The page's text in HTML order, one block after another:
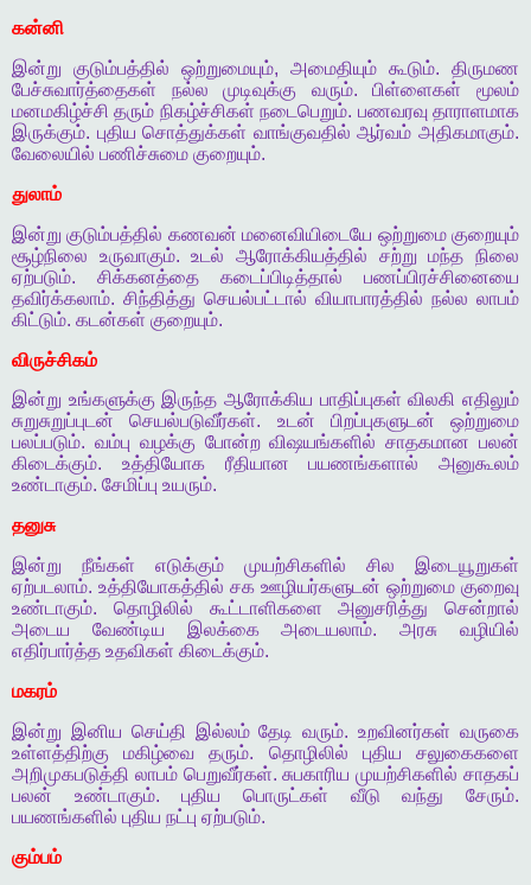
கன்னி
இன்று
குடும்பத்தில் ஒற்றுமையும், அமைதியும் கூடும். திருமண
பேச்சுவார்த்தைகள்
நல்ல முடிவுக்கு வரும்.பிள்ளைகள்
மூலம்
மனமகிழ்ச்சி தரும் நிகழ்ச்சிகள் நடைபெறும். பணவரவு தாராளமாக
இருக்கும். புதிய சொத்துக்கள் வாங்குவதில் ஆர்வம் அதிகமாகும்.
வேலையில் பணிச்சுமை குறையும்.
துலாம்
இன்று குடும்பத்தில் கணவன் மனைவியிடையே ஒற்றுமை குறையும்
சூழ்நிலை
உருவாகும்.உடல் ஆரோக்கியத்தில் சற்று மந்த நிலை
ஏற்படும். சிக்கனத்தை கடைப்பிடித்தால்
பணப்பிரச்சினையை
தவிர்க்கலாம். சிந்தித்து செயல்பட்டால் வியாபாரத்தில் நல்ல லாபம்
கிட்டும். கடன்கள் குறையும்.
விருச்சிகம்
இன்று உங்களுக்கு இருந்த ஆரோக்கிய பாதிப்புகள் விலகி எதிலும்
சுறுசுறுப்புடன்
செயல்படுவீர்கள். உடன் பிறப்புகளுடன்
ஒற்றுமை
பலப்படும். வம்பு வழக்கு போன்ற விஷயங்களில் சாதகமான பலன்
கிடைக்கும். உத்தியோக ரீதியான பயணங்களால்
அனுகூலம்
உண்டாகும். சேமிப்பு உயரும்.
தனுசு
இன்று
நீங்கள் எடுக்கும் முயற்சிகளில் சில
இடையூறுகள்
ஏற்படலாம். உத்தியோகத்தில் சக ஊழியர்களுடன் ஒற்றுமை குறைவு
உண்டாகும். தொழிலில் கூட்டாளிகளை அனுசரித்து
சென்றால்
அடைய
வேண்டிய இலக்கை அடையலாம்.அரசு
வழியில்
எதிர்பார்த்த உதவிகள் கிடைக்கும்.
மகரம்
இன்று இனிய செய்தி இல்லம் தேடி வரும்.உறவினர்கள் வருகை
உள்ளத்திற்கு
மகிழ்வை தரும். தொழிலில் புதிய
சலுகைகளை
அறிமுகபடுத்தி லாபம் பெறுவீர்கள்.சுபகாரிய முயற்சிகளில் சாதகப்
பலன்
உண்டாகும்.புதிய பொருட்கள் வீடு வந்து சேரும்.
பயணங்களில் புதிய நட்பு ஏற்படும்.
கும்பம்